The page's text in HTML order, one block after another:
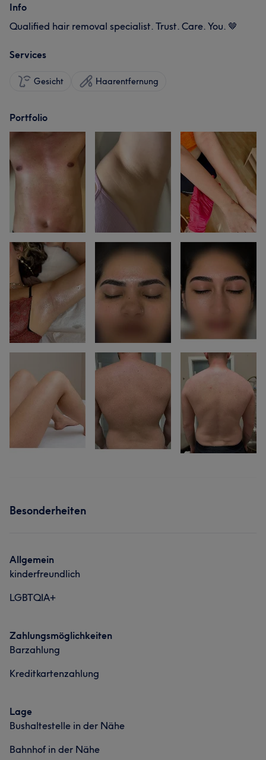
Info
Qualified hair removal specialist. Trust. Care. You. 🤎
Services
Gesicht Haarentfernung
Portfolio
Besonderheiten
Allgemein
kinderfreundlich
LGBTQIA+
Zahlungsmöglichkeiten
Barzahlung
Kreditkartenzahlung
Lage
Bushaltestelle in der Nähe
Bahnhof in der Nähe